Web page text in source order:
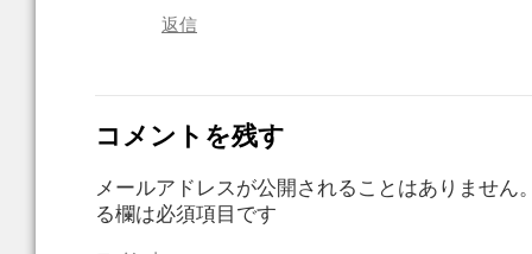
返信
コメントを残す
メールアドレスが公開されることはありません
る欄は必須項目です